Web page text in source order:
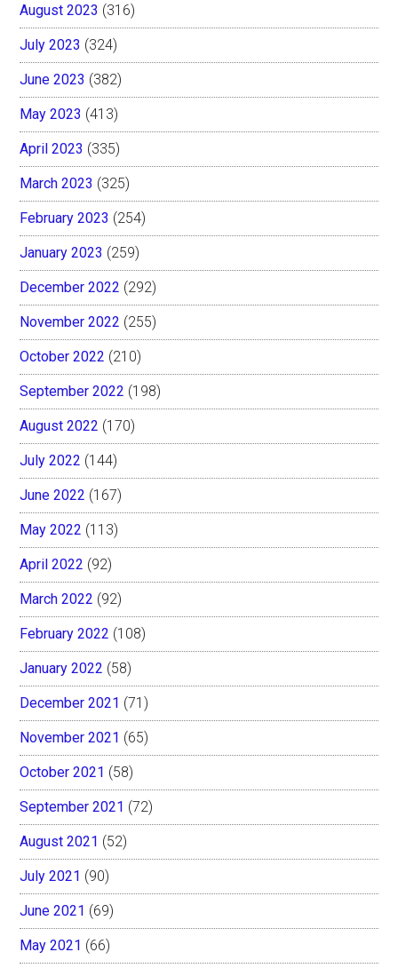
August 2023 (316)
July 2023 (324)
June 2023 (382)
May 2023 (413)
April 2023 (335)
March 2023 (325)
February 2023 (254)
January 2023 (259)
December 2022 (292)
November 2022 (255)
October 2022 (210)
September 2022 (198)
August 2022 (170)
July 2022 (144)
June 2022 (167)
May 2022 (113)
April 2022 (92)
March 2022 (92)
February 2022 (108)
January 2022 (58)
December 2021 (71)
November 2021 (65)
October 2021 (58)
September 2021 (72)
August 2021 (52)
July 2021 (90)
June 2021 (69)
May 2021 (66)